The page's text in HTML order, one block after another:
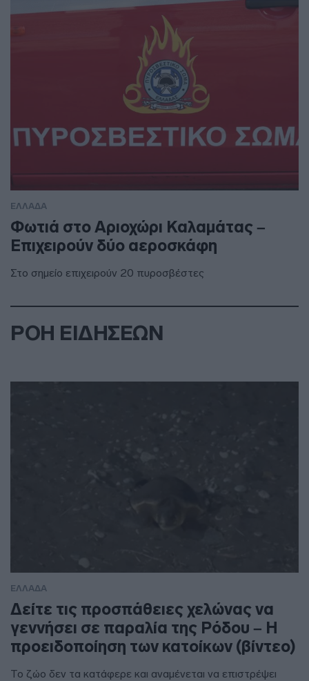
ΕΛΛΑΔΑ
Φωτιά στο Αριοχώρι Καλαμάτας –
Επιχειρούν δύο αεροσκάφη
Στο σημείο επιχειρούν 20 πυροσβέστες
ΡΟΗ ΕΙΔΗΣΕΩΝ
ΕΛΛΑΔΑ
Δείτε τις προσπάθειες χελώνας να
γεννήσει σε παραλία της Ρόδου – Η
προειδοποίηση των κατοίκων (βίντεο)
Το ζώο δεν τα κατάφερε και αναμένεται να επιστρέψει